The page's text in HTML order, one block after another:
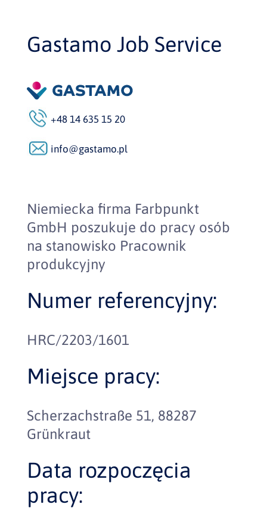
Gastamo Job Service
+48 14 635 15 20
info@gastamo.pl
Niemiecka firma Farbpunkt
GmbH poszukuje do pracy osób
na stanowisko Pracownik
produkcyjny
Numer referencyjny:
HRC/2203/1601
Miejsce pracy:
Scherzachstraße 51, 88287
Grünkraut
Data rozpoczęcia
pracy: